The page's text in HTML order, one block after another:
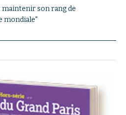
maintenir son rang de
mondiale"